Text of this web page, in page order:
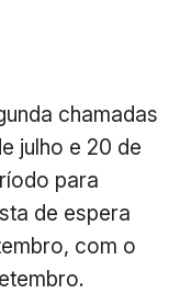
chamadas
julho e 20 de
para
de espera
com o